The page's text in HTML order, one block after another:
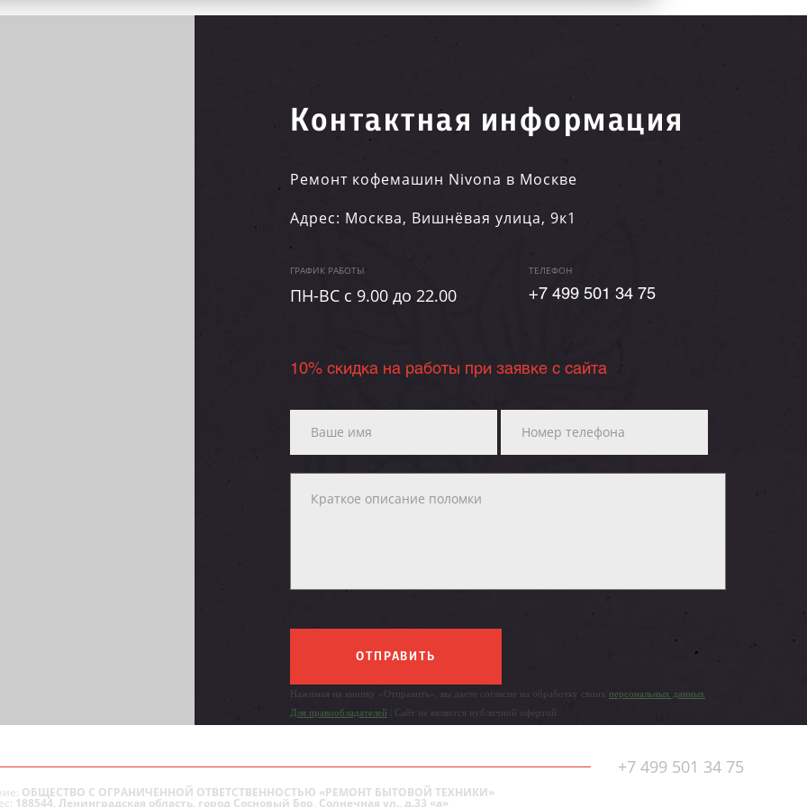
Контактная информация
Ремонт кофемашин Nivona в Москве
Адрес: Москва, Вишнёвая улица, 9к1
ГРАФИК РАБОТЫ
ПН-ВC c 9.00 до 22.00
ТЕЛЕФОН
+7 499 501 34 75
10% скидка на работы при заявке с сайта
ОТПРАВИТЬ
Нажимая на кнопку «Отправить», вы даете согласие на обработку своих персональных данных
Для правообладателей | Сайт не является публичной офертой.
+7 499 501 34 75
ОБЩЕСТВО С ОГРАНИЧЕННОЙ ОТВЕТСТВЕННОСТЬЮ «РЕМОНТ БЫТОВОЙ ТЕХНИКИ»
188544, Ленинградская область, город Сосновый Бор, Солнечная ул., д.33 «а»